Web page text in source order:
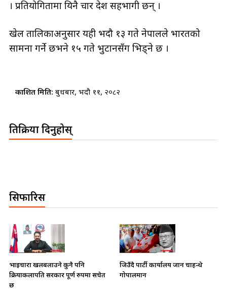
। प्रतियोगितामा यिनै चार देश सहभागी छन् ।
खेल तालिकाअनुसार यही भदौ १३ गते नेपालले भारतको
सामना गर्ने छभने १५ गते भुटानसँग भिड्ने छ ।
प्रकाशित मिति: बुधबार, भदौ ११, २०८२
प्रतिक्रिया दिनुहोस्
सिफारिस
भाइचारा खलबलाउने कुनै पनि
क्रियाकलापप्रति सरकार पूर्ण रुपमा सचेत
छ
जिउँदै पार्टी कार्यालय जान चाहन्थे
गोपालमान